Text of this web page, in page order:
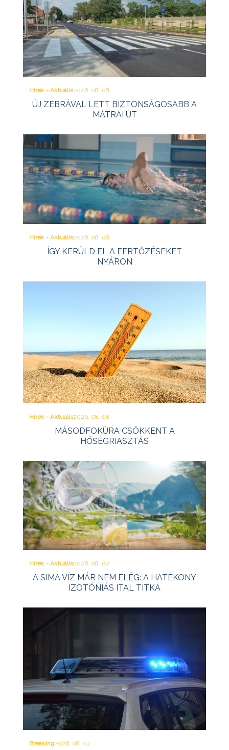
Hírek - Aktuális2026. 08. 08.
ÚJ ZEBRÁVAL LETT BIZTONSÁGOSABB A
MÁTRAI ÚT
Hírek - Aktuális2026. 08. 08.
ÍGY KERÜLD EL A FERTŐZÉSEKET
NYÁRON
Hírek - Aktuális2026. 08. 08.
MÁSODFOKÚRA CSÖKKENT A
HŐSÉGRIASZTÁS
Hírek - Aktuális2026. 08. 07.
A SIMA VÍZ MÁR NEM ELÉG: A HATÉKONY
IZOTÓNIÁS ITAL TITKA
Breaking2026. 08. 07.